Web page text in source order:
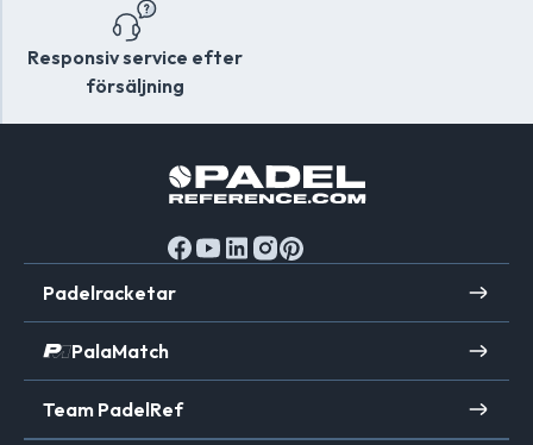
begagnade padelväskor från andra spelare eller i
butiker som specialiserar sig på begagnade
sportartiklar. Med lite tålamod och forskning kommer
Responsiv service efter
försäljning
Padelracketar
PalaMatch
Team PadelRef